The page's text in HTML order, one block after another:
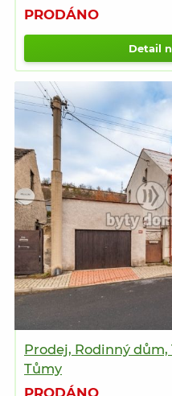
PRODÁNO
Detail
Prodej, Rodinný dům,
Tůmy
PRODÁNO